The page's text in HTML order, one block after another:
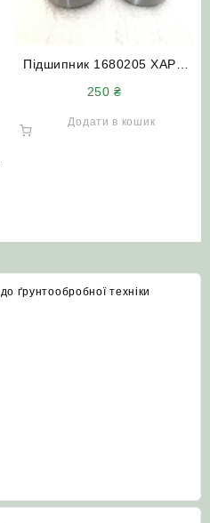
Підшипник 1680205 ХАРП
250₴
Додати в кошик
ґрунтообробної техніки